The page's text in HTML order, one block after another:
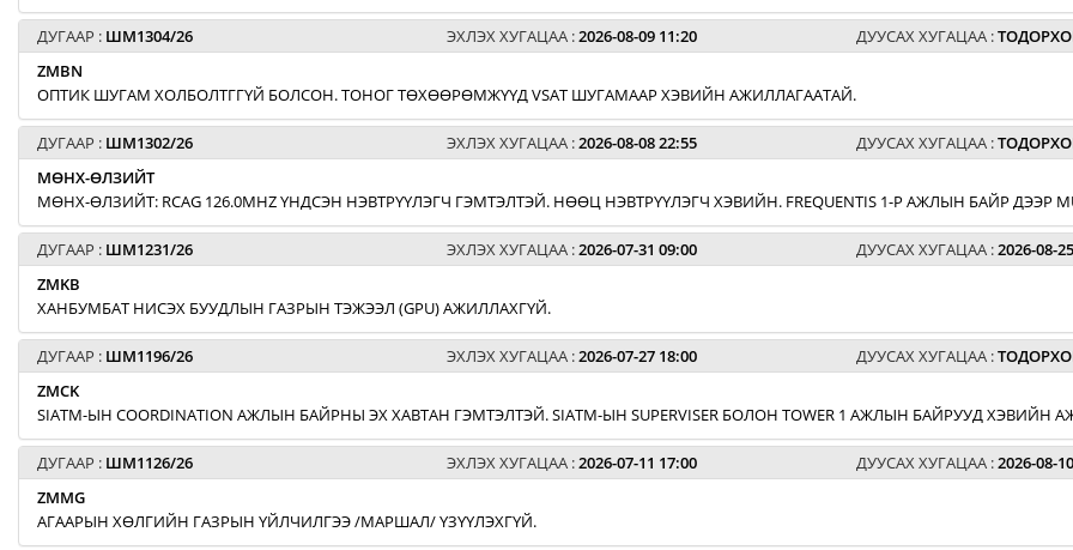
ДУГААР : ШМ1304/26 ЭХЛЭХ ХУГАЦАА :2026-08-09 11:20 ДУУСАХ ХУГАЦАА :
ZMBN
ОПТИК ШУГАМ ХОЛБОЛТГГҮЙ БОЛСОН. ТОНОГ ТӨХӨӨРӨМЖҮҮД VSAT ШУГАМААР ХЭВИЙН АЖИЛЛАГААТАЙ.
ДУГААР : ШМ1302/26 ЭХЛЭХ ХУГАЦАА :2026-08-08 22:55 ДУУСАХ ХУГАЦАА :
МӨНХ-ӨЛЗИЙТ
МӨНХ-ӨЛЗИЙТ: RCAG 126.0MHZ ҮНДСЭН НЭВТРҮҮЛЭГЧ ГЭМТЭЛТЭЙ. НӨӨЦ НЭВТРҮҮЛЭГЧ ХЭВИЙН. FREQUENTIS 1-Р АЖЛЫН БАЙР ДЭЭР
ДУГААР : ШМ1231/26 ЭХЛЭХ ХУГАЦАА :2026-07-31 09:00 ДУУСАХ ХУГАЦАА :2026-08-
ZMKB
ХАНБУМБАТ НИСЭХ БУУДЛЫН ГАЗРЫН ТЭЖЭЭЛ (GPU) АЖИЛЛАХГҮЙ.
ДУГААР : ШМ1196/26 ЭХЛЭХ ХУГАЦАА :2026-07-27 18:00 ДУУСАХ ХУГАЦАА :
ZMCK
SIATM-ЫН COORDINATION АЖЛЫН БАЙРНЫ ЭХ ХАВТАН ГЭМТЭЛТЭЙ. SIATM-ЫН SUPERVISER БОЛОН TOWER 1 АЖЛЫН БАЙРУУД ХЭВИЙН
ДУГААР : ШМ1126/26 ЭХЛЭХ ХУГАЦАА :2026-07-11 17:00 ДУУСАХ ХУГАЦАА :2026-08-
ZMMG
АГААРЫН ХӨЛГИЙН ГАЗРЫН ҮЙЛЧИЛГЭЭ /МАРШАЛ/ ҮЗҮҮЛЭХГҮЙ.